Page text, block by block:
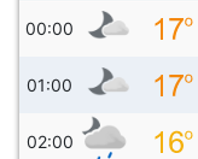
00:00
01:00
02:00